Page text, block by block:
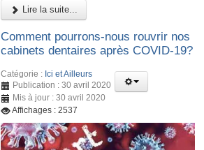
Lire la suite...
Comment pourrons-nous rouvrir nos
cabinets dentaires après COVID-19?
Catégorie : Ici et Ailleurs
Publication : 30 avril 2020
Mis à jour : 30 avril 2020
Affichages : 2537